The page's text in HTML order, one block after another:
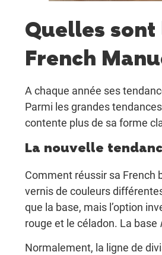
Quelles sont
French
A chaque année ses
Parmi les grandes
contente plus de sa forme
La nouvelle
Comment réussir sa French
vernis de couleurs
que la base, mais l’option
rouge et le céladon. La base
Normalement, la ligne de